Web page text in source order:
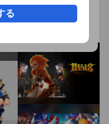
機能(A-MODE DDS)を
リーや悪魔辞典等を閲
をさらに深く堪能する
女神転生」があれば、
広告
る